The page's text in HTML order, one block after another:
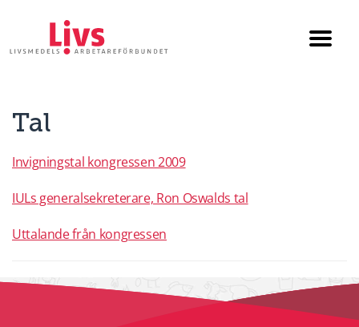
Tal
Invigningstal kongressen 2009
IULs generalsekreterare, Ron Oswalds tal
Uttalande från kongressen